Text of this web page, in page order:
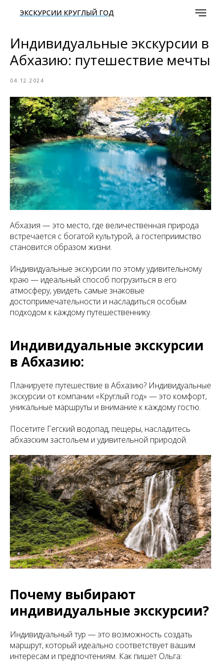
ЭКСКУРСИИ КРУГЛЫЙ ГОД
Индивидуальные экскурсии в
Абхазию: путешествие мечты
04.12.2024
Абхазия — это место, где величественная природа
встречается с богатой культурой, а гостеприимство
становится образом жизни.
Индивидуальные экскурсии по этому удивительному
краю — идеальный способ погрузиться в его
атмосферу, увидеть самые знаковые
достопримечательности и насладиться особым
подходом к каждому путешественнику.
Индивидуальные экскурсии
в Абхазию:
Планируете путешествие в Абхазию? Индивидуальные
экскурсии от компании «Круглый год» — это комфорт,
уникальные маршруты и внимание к каждому гостю.
Посетите Гегский водопад, пещеры, насладитесь
абхазским застольем и удивительной природой.
Почему выбирают
индивидуальные экскурсии?
Индивидуальный тур — это возможность создать
маршрут, который идеально соответствует вашим
интересам и предпочтениям. Как пишет Ольга: